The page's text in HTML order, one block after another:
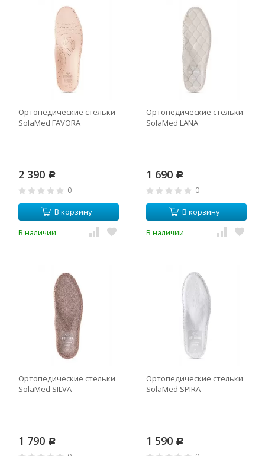
Ортопедические стельки
SolaMed FAVORA
2 390 Р
0
В корзину
В наличии
Ортопедические стельки
SolaMed LANA
1 690 Р
0
В корзину
В наличии
Ортопедические стельки
SolaMed SILVA
1 790 Р
Ортопедические стельки
SolaMed SPIRA
1 590 Р